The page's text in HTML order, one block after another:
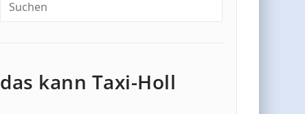
das kann Taxi-Holl